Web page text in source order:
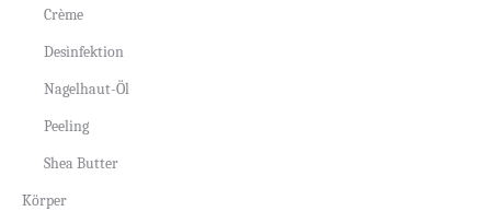
Crème
Desinfektion
Nagelhaut-Öl
Peeling
Shea Butter
Körper